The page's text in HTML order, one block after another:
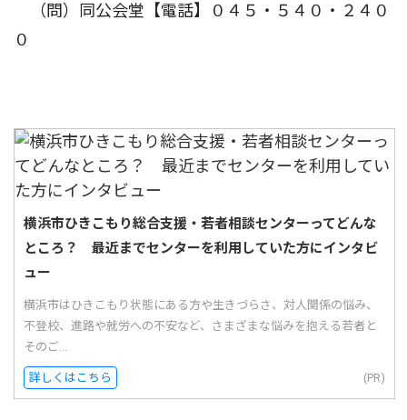
（問）同公会堂【電話】０４５・５４０・２４０
０
横浜市ひきこもり総合支援・若者相談センターってどんな
ところ？ 最近までセンターを利用していた方にインタビ
ュー
横浜市はひきこもり状態にある方や生きづらさ、対人関係の悩み、
不登校、進路や就労への不安など、さまざまな悩みを抱える若者と
そのご...
詳しくはこちら (PR)